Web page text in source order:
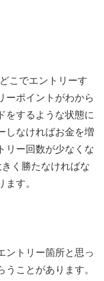
こでエントリーす
ーポイントがわから
をするような状態に
しなければお金を増
リー回数が少なくな
く勝たなければな
す。
ントリー箇所と思っ
ことがあります。